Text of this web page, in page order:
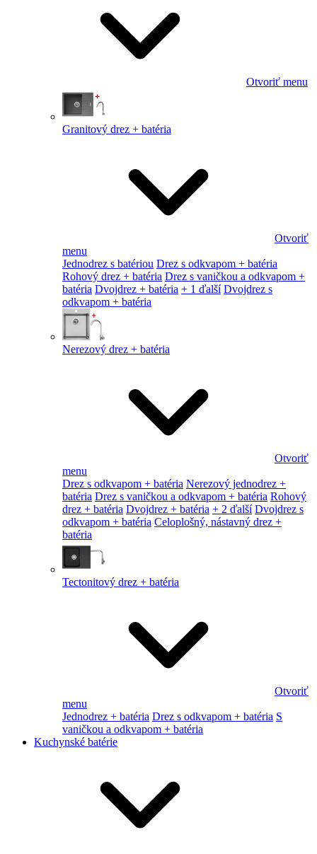
Otvoriť menu
Granitový drez + batéria
Otvoriť
menu
Jednodrez s batériou Drez s odkvapom + batéria
Rohový drez + batéria Drez s vaničkou a odkvapom +
batéria Dvojdrez + batéria + 1 ďalší Dvojdrez s
odkvapom + batéria
Nerezový drez + batéria
Otvoriť
menu
Drez s odkvapom + batéria Nerezový jednodrez +
batéria Drez s vaničkou a odkvapom + batéria Rohový
drez + batéria Dvojdrez + batéria + 2 ďalší Dvojdrez s
odkvapom + batéria Celoplošný, nástavný drez +
batéria
Tectonitový drez + batéria
Otvoriť
menu
Jednodrez + batéria Drez s odkvapom + batéria S
vaničkou a odkvapom + batéria
Kuchynské batérie